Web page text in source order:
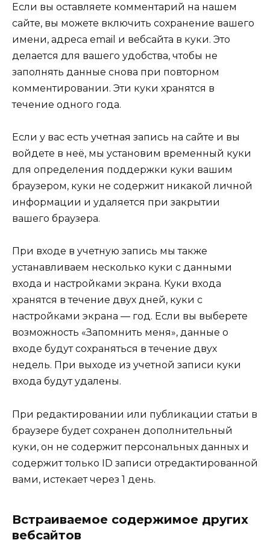
Если вы оставляете комментарий на нашем
сайте, вы можете включить сохранение вашего
имени, адреса email и вебсайта в куки. Это
делается для вашего удобства, чтобы не
заполнять данные снова при повторном
комментировании. Эти куки хранятся в
течение одного года.
Если у вас есть учетная запись на сайте и вы
войдете в неё, мы установим временный куки
для определения поддержки куки вашим
браузером, куки не содержит никакой личной
информации и удаляется при закрытии
вашего браузера.
При входе в учетную запись мы также
устанавливаем несколько куки с данными
входа и настройками экрана. Куки входа
хранятся в течение двух дней, куки с
настройками экрана — год. Если вы выберете
возможность «Запомнить меня», данные о
входе будут сохраняться в течение двух
недель. При выходе из учетной записи куки
входа будут удалены.
При редактировании или публикации статьи в
браузере будет сохранен дополнительный
куки, он не содержит персональных данных и
содержит только ID записи отредактированной
вами, истекает через 1 день.
Встраиваемое содержимое других
вебсайтов